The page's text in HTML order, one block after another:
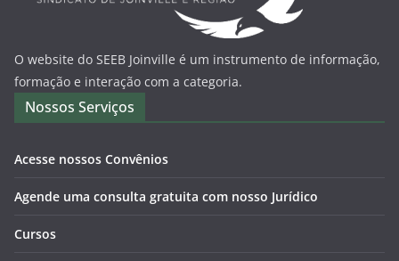
O website do SEEB Joinville é um instrumento de informação,
formação e interação com a categoria.
Nossos Serviços
Acesse nossos Convênios
Agende uma consulta gratuita com nosso Jurídico
Cursos